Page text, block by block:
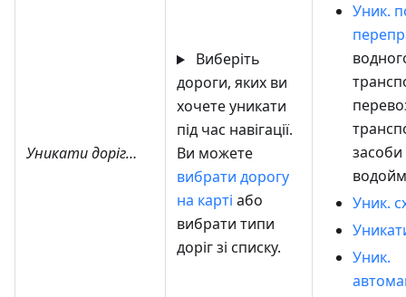
Уникати доріг…
Виберіть
дороги, яких ви
хочете уникати
під час навігації.
Ви можете
вибрати дорогу
на карті або
вибрати типи
доріг зі списку.
Уник.
Уник.
Уник.